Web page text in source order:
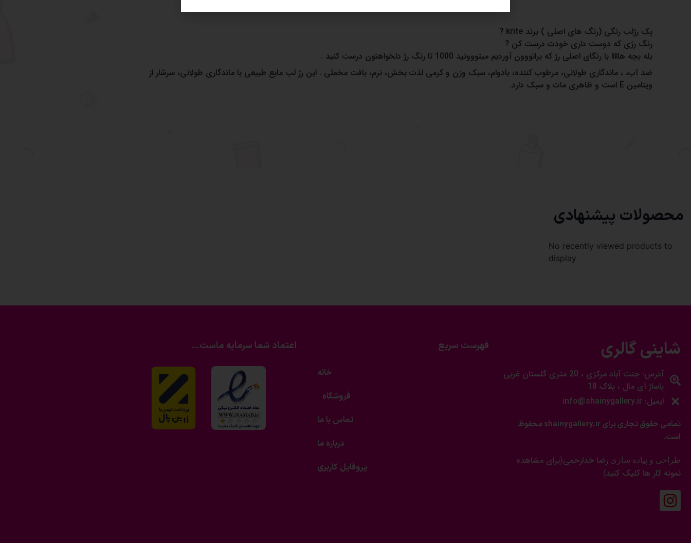
پک رژلب رنگی (رنگ های اصلی ) برند krite ?
رنگ رژی که دوست داری خودت درست کن ?
بله بچه هااااا با رنگای اصلی رژ که براتووون آوردیم میتووونید 1000 تا رنگ رژ دلخواهتون درست کنید .
ضد آب، ، ماندگاری طولانی، مرطوب کننده، بادوام، سبک وزن و کرمی لذت بخش، نرم، بافت مخملی . این رژ لب مایع طبیعی با ماندگاری طولانی، سرشار از
ویتامین E است و ظاهری مات و سبک دارد.
محصولات پیشنهادی
No recently viewed products to
display
شاینی گالری
آدرس: جنت آباد مرکزی ، 20 متری گلستان غربی
پاساژ آی مال ، پلاک 18
ایمیل: info@shainygallery.ir
تمامی حقوق تجاری برای shainygallery.ir محفوظ
است.
طراحی و پیاده سازی رضا خدارحمی(برای مشاهده
نمونه کار ها کلیک کنید)
فهرست سریع
خانه
فروشگاه
تماس با ما
درباره ما
پروفایل کاربری
اعتماد شما سرمایه ماست...